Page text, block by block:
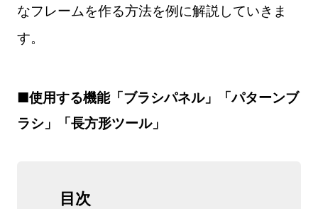
なフレームを作る方法を例に解説していきま
す。
■使用する機能「ブラシパネル」「パターンブ
ラシ」「長方形ツール」
目次